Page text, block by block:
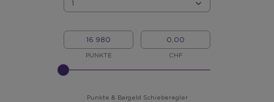
MEINE
PUNKTE
PUNKTE
MEIN
BARGELD
CHF
BITTE
INPUT
EINGEBENPunkte & Bargeld Schieberegler